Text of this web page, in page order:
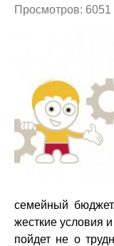
Просмотров: 6051
семейный
жесткие условия
пойдет не о